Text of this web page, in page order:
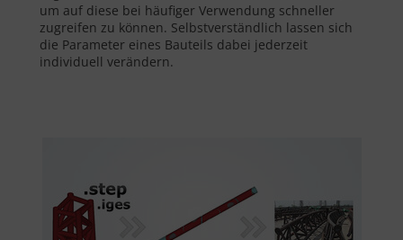
um auf diese bei häufiger Verwendung schneller
zugreifen zu können. Selbstverständlich lassen sich
die Parameter eines Bauteils dabei jederzeit
individuell verändern.